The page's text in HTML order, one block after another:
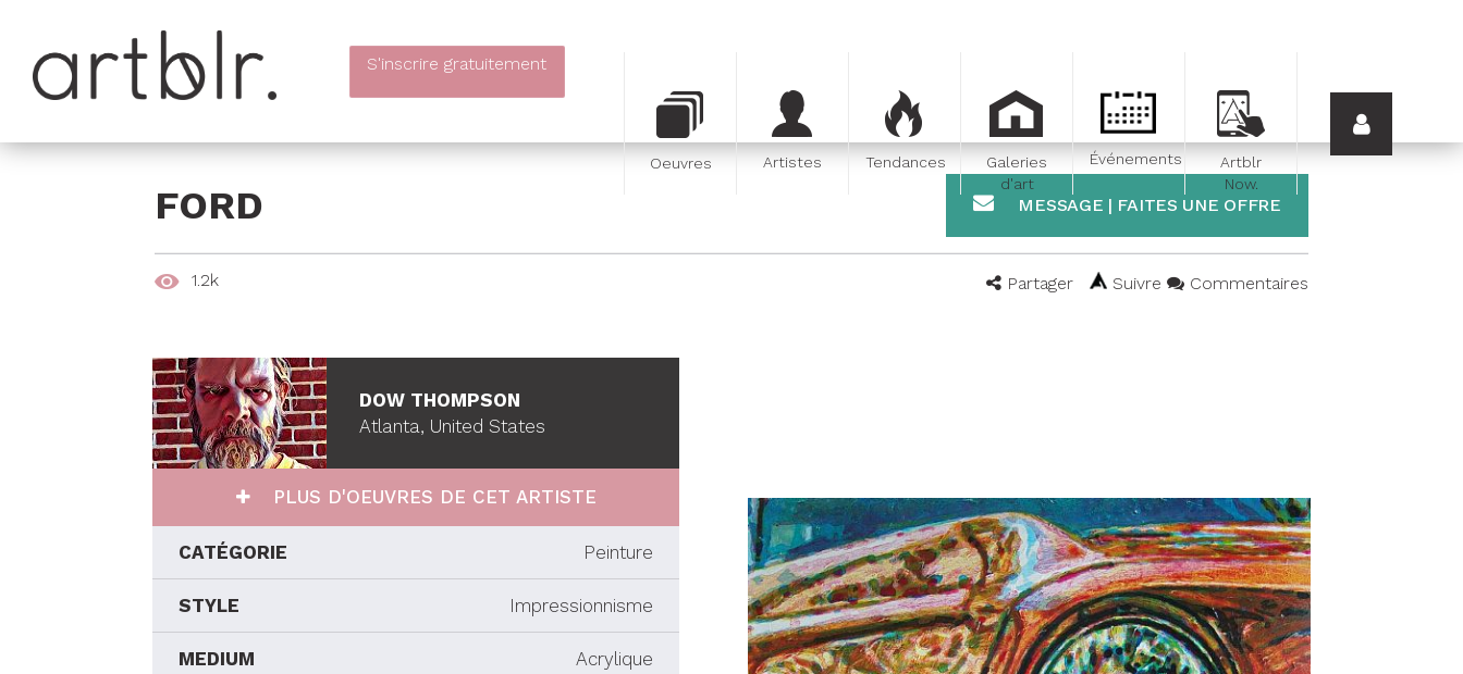
S'inscrire gratuitement
Oeuvres Artistes Tendances
Galeries
d'art
Événements
Artblr
Now.
FORD MESSAGE | FAITES UNE OFFRE
1.2k Partager Suivre Commentaires
DOW THOMPSON
Atlanta, United States
PLUS D'OEUVRES DE CET ARTISTE
CATÉGORIE Peinture
STYLE Impressionnisme
MEDIUM Acrylique